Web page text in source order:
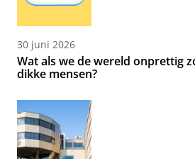
30 juni 2026
Wat als we de wereld onprettig
dikke mensen?